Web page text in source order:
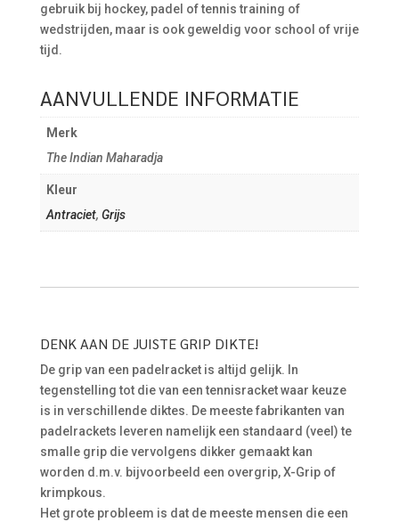
gebruik bij hockey, padel of tennis training of
wedstrijden, maar is ook geweldig voor school of vrije
tijd.
AANVULLENDE INFORMATIE
Merk
The Indian Maharadja
Kleur
Antraciet, Grijs
DENK AAN DE JUISTE GRIP DIKTE!
De grip van een padelracket is altijd gelijk. In
tegenstelling tot die van een tennisracket waar keuze
is in verschillende diktes. De meeste fabrikanten van
padelrackets leveren namelijk een standaard (veel) te
smalle grip die vervolgens dikker gemaakt kan
worden d.m.v. bijvoorbeeld een overgrip, X-Grip of
krimpkous.
Het grote probleem is dat de meeste mensen die een